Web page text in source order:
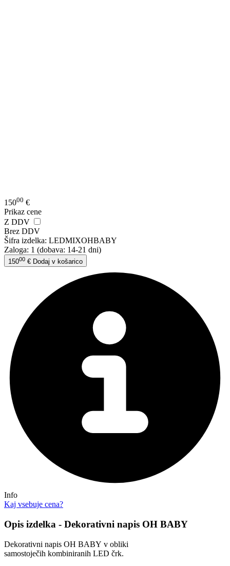
15000 €
Prikaz cene
Z DDV
Brez DDV
Šifra izdelka: LEDMIXOHBABY
Zaloga: 1 (dobava: 14-21 dni)
15000 € Dodaj v košarico
Info
Kaj vsebuje cena?
Opis izdelka - Dekorativni napis OH BABY
Dekorativni napis OH BABY v obliki
samostoječih kombiniranih LED črk.